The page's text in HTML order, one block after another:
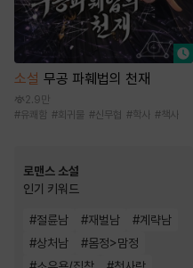
소설 무공 파훼법의 천재
2.9만
#유쾌함 #회귀물 #신무협 #학사 # 책사
로맨스 소설
인기 키워드
#절륜남 #재벌남 #계략남
#상처남 #몸정>맘정